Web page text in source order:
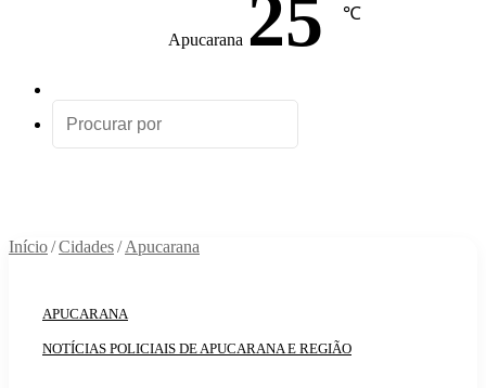
Apucarana 25 ℃
aleatório
Início/Cidades/ Apucarana
APUCARANA
NOTÍCIAS POLICIAIS DE APUCARANA E REGIÃO